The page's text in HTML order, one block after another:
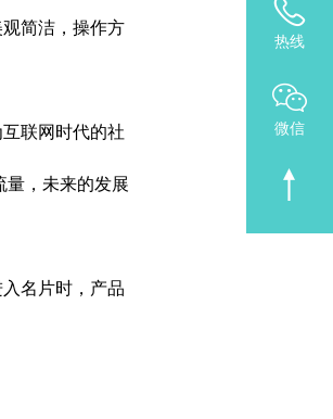
热线
微信
简洁，操作方
联网时代的社
量，未来的发展
名片时，产品